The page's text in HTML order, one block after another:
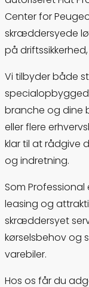
Centerfor
skræddersyede
på driftssikkerhed,
Vi tilbyderbåde
branche og dine
ellerflere
klartil atrådgive
og indretning.
Som Professional
leasing og
skræddersyet
kørselsbehovog
varebiler.
Hos os fårdu